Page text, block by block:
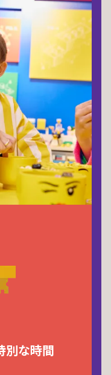
別な時間